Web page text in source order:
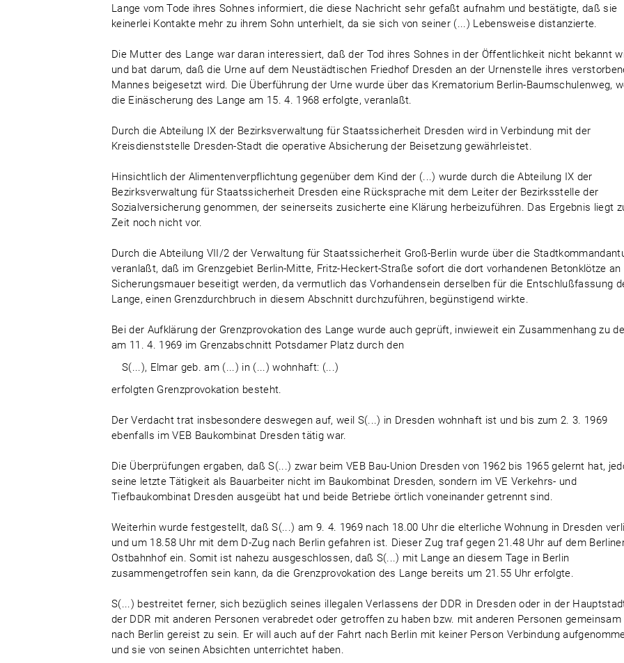
Lange vom Tode ihres Sohnes informiert, die diese Nachricht sehr gefaßt aufnahm und bestätigte, daß sie
keinerlei Kontakte mehr zu ihrem Sohn unterhielt, da sie sich von seiner (...) Lebensweise distanzierte.
Die Mutter des Lange war daran interessiert, daß der Tod ihres Sohnes in der Öffentlichkeit nicht bekannt
und bat darum, daß die Urne auf dem Neustädtischen Friedhof Dresden an der Urnenstelle ihres
Mannes beigesetzt wird. Die Überführung der Urne wurde über das Krematorium Berlin-Baumschulenweg,
die Einäscherung des Lange am 15. 4. 1968 erfolgte, veranlaßt.
Durch die Abteilung IX der Bezirksverwaltung für Staatssicherheit Dresden wird in Verbindung mit der
Kreisdienststelle Dresden-Stadt die operative Absicherung der Beisetzung gewährleistet.
Hinsichtlich der Alimentenverpflichtung gegenüber dem Kind der (...) wurde durch die Abteilung IX der
Bezirksverwaltung für Staatssicherheit Dresden eine Rücksprache mit dem Leiter der Bezirksstelle der
Sozialversicherung genommen, der seinerseits zusicherte eine Klärung herbeizuführen. Das Ergebnis liegt
Zeit noch nicht vor.
Durch die Abteilung VII/2 der Verwaltung für Staatssicherheit Groß-Berlin wurde über die
veranlaßt, daß im Grenzgebiet Berlin-Mitte, Fritz-Heckert-Straße sofort die dort vorhandenen Betonklötze an
Sicherungsmauer beseitigt werden, da vermutlich das Vorhandensein derselben für die Entschlußfassung
Lange, einen Grenzdurchbruch in diesem Abschnitt durchzuführen, begünstigend wirkte.
Bei der Aufklärung der Grenzprovokation des Lange wurde auch geprüft, inwieweit ein Zusammenhang zu
am 11. 4. 1969 im Grenzabschnitt Potsdamer Platz durch den
S(...), Elmar geb. am (...) in (...) wohnhaft: (...)
erfolgten Grenzprovokation besteht.
Der Verdacht trat insbesondere deswegen auf, weil S(...) in Dresden wohnhaft ist und bis zum 2. 3. 1969
ebenfalls im VEB Baukombinat Dresden tätig war.
Die Überprüfungen ergaben, daß S(...) zwar beim VEB Bau-Union Dresden von 1962 bis 1965 gelernt hat,
seine letzte Tätigkeit als Bauarbeiter nicht im Baukombinat Dresden, sondern im VE Verkehrs- und
Tiefbaukombinat Dresden ausgeübt hat und beide Betriebe örtlich voneinander getrennt sind.
Weiterhin wurde festgestellt, daß S(...) am 9. 4. 1969 nach 18.00 Uhr die elterliche Wohnung in Dresden
und um 18.58 Uhr mit dem D-Zug nach Berlin gefahren ist. Dieser Zug traf gegen 21.48 Uhr auf dem
Ostbahnhof ein. Somit ist nahezu ausgeschlossen, daß S(...) mit Lange an diesem Tage in Berlin
zusammengetroffen sein kann, da die Grenzprovokation des Lange bereits um 21.55 Uhr erfolgte.
S(...) bestreitet ferner, sich bezüglich seines illegalen Verlassens der DDR in Dresden oder in der
der DDR mit anderen Personen verabredet oder getroffen zu haben bzw. mit anderen Personen gemeinsam
nach Berlin gereist zu sein. Er will auch auf der Fahrt nach Berlin mit keiner Person Verbindung
und sie von seinen Absichten unterrichtet haben.